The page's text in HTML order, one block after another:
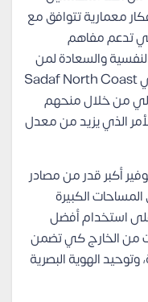
معمارية تتوافق مع
تدعم مفاهم
والسعادة لمن
يتواجدون فيها، كما يقوم التصميم في Sadaf North Coast
من خلال منحهم
الذي يزيد من معدل
أكبر قدر من مصادر
الكبيرة
على استخدام أفضل
من الخارج كي تضمن
الهوية البصرية